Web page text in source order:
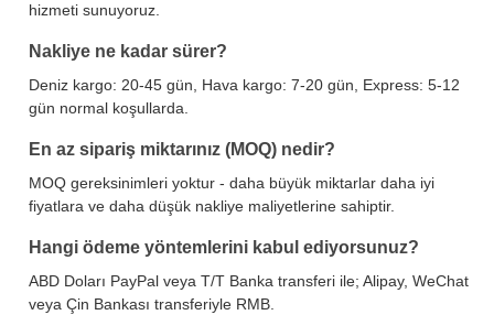
hizmeti sunuyoruz.
Nakliye ne kadar sürer?
Deniz kargo: 20-45 gün, Hava kargo: 7-20 gün, Express: 5-12
gün normal koşullarda.
En az sipariş miktarınız (MOQ) nedir?
MOQ gereksinimleri yoktur - daha büyük miktarlar daha iyi
fiyatlara ve daha düşük nakliye maliyetlerine sahiptir.
Hangi ödeme yöntemlerini kabul ediyorsunuz?
ABD Doları PayPal veya T/T Banka transferi ile; Alipay, WeChat
veya Çin Bankası transferiyle RMB.